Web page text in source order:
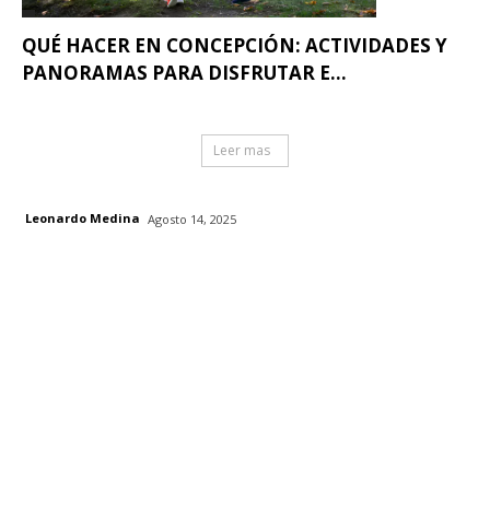
QUÉ HACER EN CONCEPCIÓN: ACTIVIDADES Y
PANORAMAS PARA DISFRUTAR E...
Leer mas
Leonardo Medina Agosto 14, 2025